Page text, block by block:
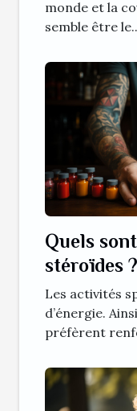
football ?
monde et la
semble être
Quels
stéroïdes ?
Les activités
d’énergie.
préfèrent